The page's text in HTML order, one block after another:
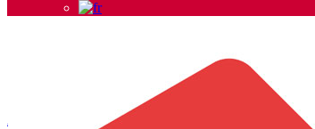
Vêtement Enfant Blousons - Gilets - Vestes